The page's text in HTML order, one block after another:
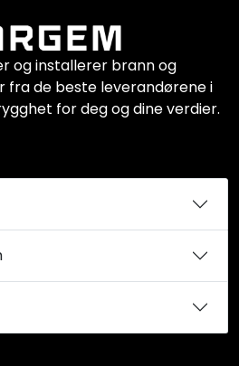
og installerer brann og
fra de beste leverandørene i
for deg og dine verdier.